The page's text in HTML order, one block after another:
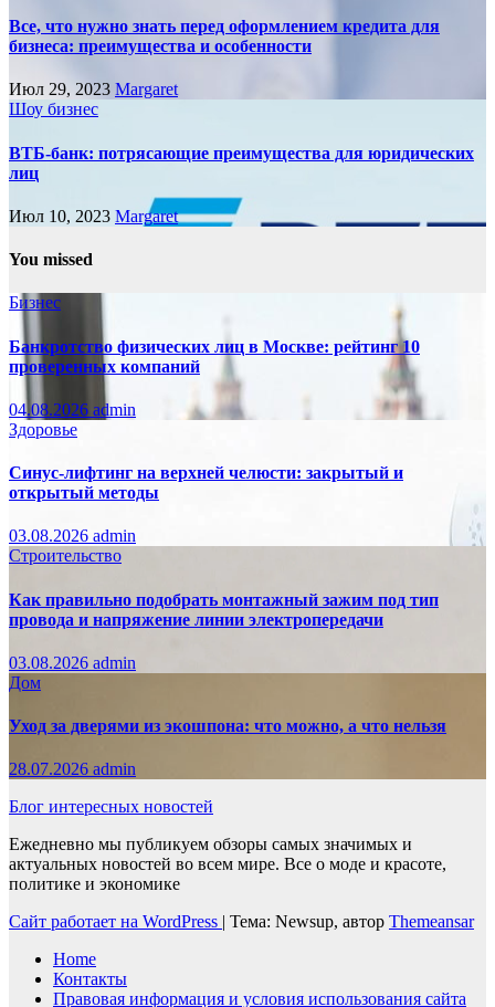
Все, что нужно знать перед оформлением кредита для
бизнеса: преимущества и особенности
Июл 29, 2023 Margaret
Шоу бизнес
ВТБ-банк: потрясающие преимущества для юридических
лиц
Июл 10, 2023 Margaret
You missed
Бизнес
Банкротство физических лиц в Москве: рейтинг 10
проверенных компаний
04.08.2026 admin
Здоровье
Синус-лифтинг на верхней челюсти: закрытый и
открытый методы
03.08.2026 admin
Строительство
Как правильно подобрать монтажный зажим под тип
провода и напряжение линии электропередачи
03.08.2026 admin
Дом
Уход за дверями из экошпона: что можно, а что нельзя
28.07.2026 admin
Блог интересных новостей
Ежедневно мы публикуем обзоры самых значимых и
актуальных новостей во всем мире. Все о моде и красоте,
политике и экономике
Сайт работает на WordPress
Тема: Newsup, автор Themeansar
Home
Контакты
Правовая информация и условия использования сайта